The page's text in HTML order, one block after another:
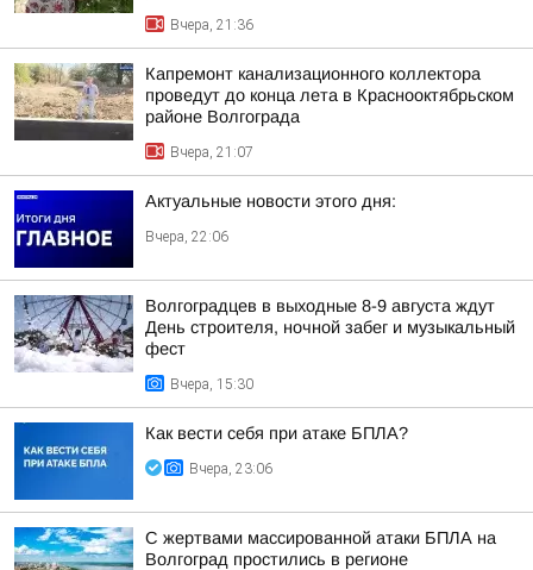
Вчера, 21:36
Капремонт канализационного коллектора
проведут до конца лета в Краснооктябрьском
районе Волгограда
Вчера, 21:07
Актуальные новости этого дня:
Вчера, 22:06
Волгоградцев в выходные 8-9 августа ждут
День строителя, ночной забег и музыкальный
фест
Вчера, 15:30
Как вести себя при атаке БПЛА?
Вчера, 23:06
С жертвами массированной атаки БПЛА на
Волгоград простились в регионе